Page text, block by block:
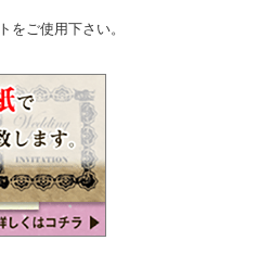
をご使用下さい。